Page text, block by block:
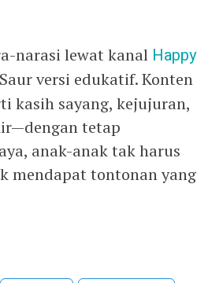
narasi lewat kanal Happy
versi edukatif. Konten
kasih sayang, kejujuran,
tetap
anak-anak tak harus
mendapat tontonan yang